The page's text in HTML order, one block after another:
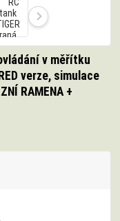
v měřítku
verze, simulace
RAMENA +